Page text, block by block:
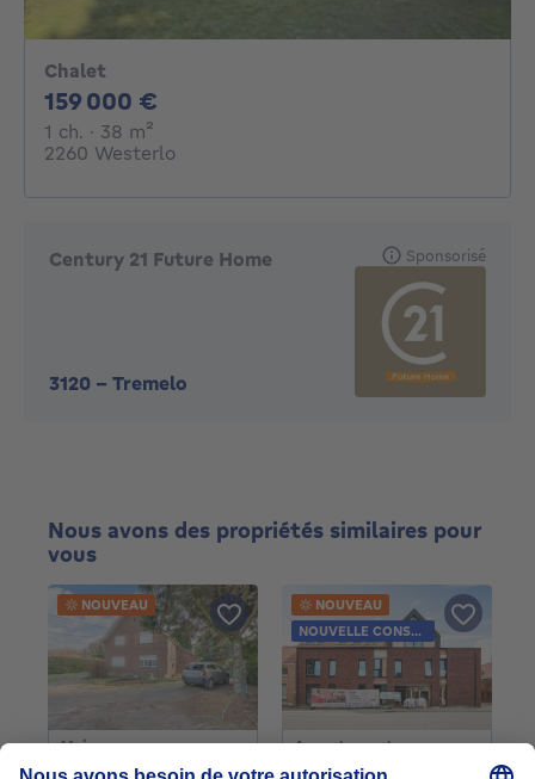
Chalet
159 000 €
1 ch. 1 chambre
· 38 m²
2260 Westerlo
Century 21 Future Home
3120 - Tremelo
Sponsorisé
Nous avons des propriétés similaires pour
vous
Maison
178 000 €178000€
NOUVEAU
Appartement
295 000 € 295000€
NOUVEAU
NOUVELLE CONSTRUCTION